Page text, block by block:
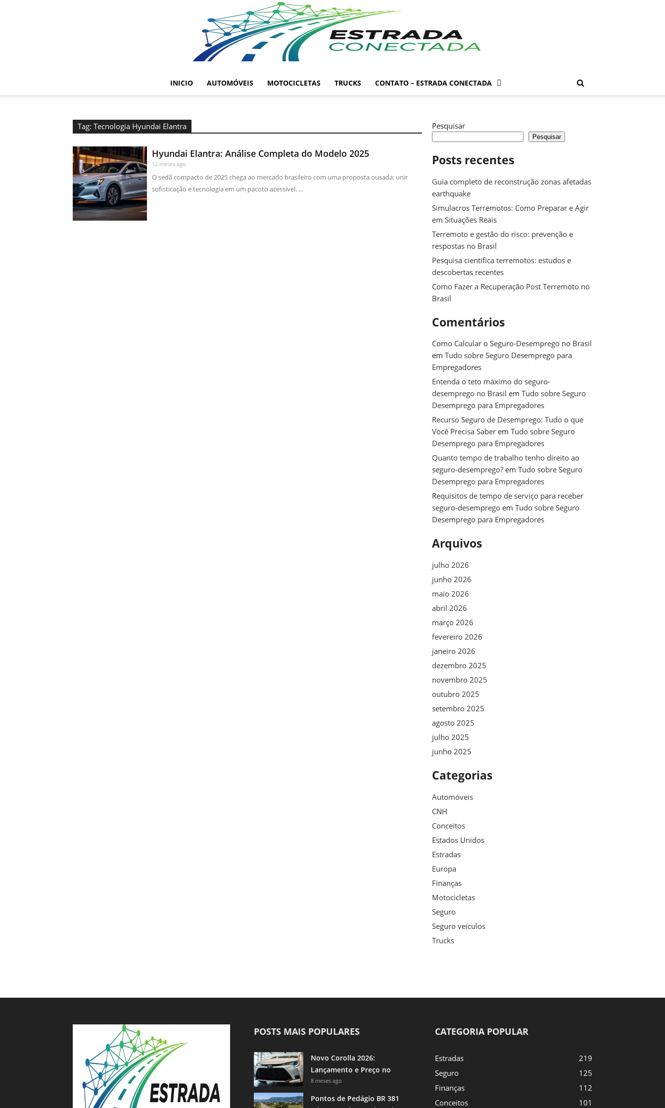
INICIO AUTOMÓVEIS MOTOCICLETAS TRUCKS CONTATO – ESTRADA CONECTADA
Tag: Tecnologia Hyundai Elantra
Hyundai Elantra: Análise Completa do Modelo 2025
12 meses ago
O sedã compacto de 2025 chega ao mercado brasileiro com uma proposta ousada: unir
sofisticação e tecnologia em um pacoto acessível. ...
Pesquisar
Pesquisar
Posts recentes
Guia completo de reconstrução zonas afetadas
earthquake
Simulacros Terremotos: Como Preparar e Agir
em Situações Reais
Terremoto e gestão do risco: prevenção e
respostas no Brasil
Pesquisa científica terremotos: estudos e
descobertas recentes
Como Fazer a Recuperação Post Terremoto no
Brasil
Comentários
Como Calcular o Seguro-Desemprego no Brasil
em Tudo sobre Seguro Desemprego para
Empregadores
Entenda o teto máximo do seguro-
desemprego no Brasil em Tudo sobre Seguro
Desemprego para Empregadores
Recurso Seguro de Desemprego: Tudo o que
Você Precisa Saber em Tudo sobre Seguro
Desemprego para Empregadores
Quanto tempo de trabalho tenho direito ao
seguro-desemprego? em Tudo sobre Seguro
Desemprego para Empregadores
Requisitos de tempo de serviço para receber
seguro-desemprego em Tudo sobre Seguro
Desemprego para Empregadores
Arquivos
julho 2026
junho 2026
maio 2026
abril 2026
março 2026
fevereiro 2026
janeiro 2026
dezembro 2025
novembro 2025
outubro 2025
setembro 2025
agosto 2025
julho 2025
junho 2025
Categorias
Automóveis
CNH
Conceitos
Estados Unidos
Estradas
Europa
Finanças
Motocicletas
Seguro
Seguro veículos
Trucks
POSTS MAIS POPULARES
Novo Corolla 2026:
Lançamento e Preço no
Brasil
8 meses ago
Pontos de Pedágio BR 381
CATEGORIA POPULAR
Estradas
219
Seguro
125
Finanças
112
Conceitos
101